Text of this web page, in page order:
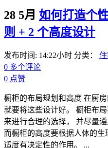
28 5月 如何打造个
则 + 2 个高度设计
发布时间: 14:22小时 分类：
0 多个评论
0 点赞
橱柜的布局规划和高度 在厨
就要将这些设计好。 橱柜布
来进行合理的选择， 并尽量
而橱柜的高度要根据人体的
适度有决定性的作用。 ...